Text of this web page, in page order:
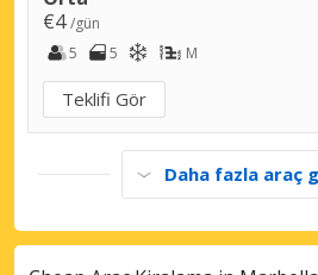
€4/gün
5
5 M
Teklifi Gör
Daha fazla araç